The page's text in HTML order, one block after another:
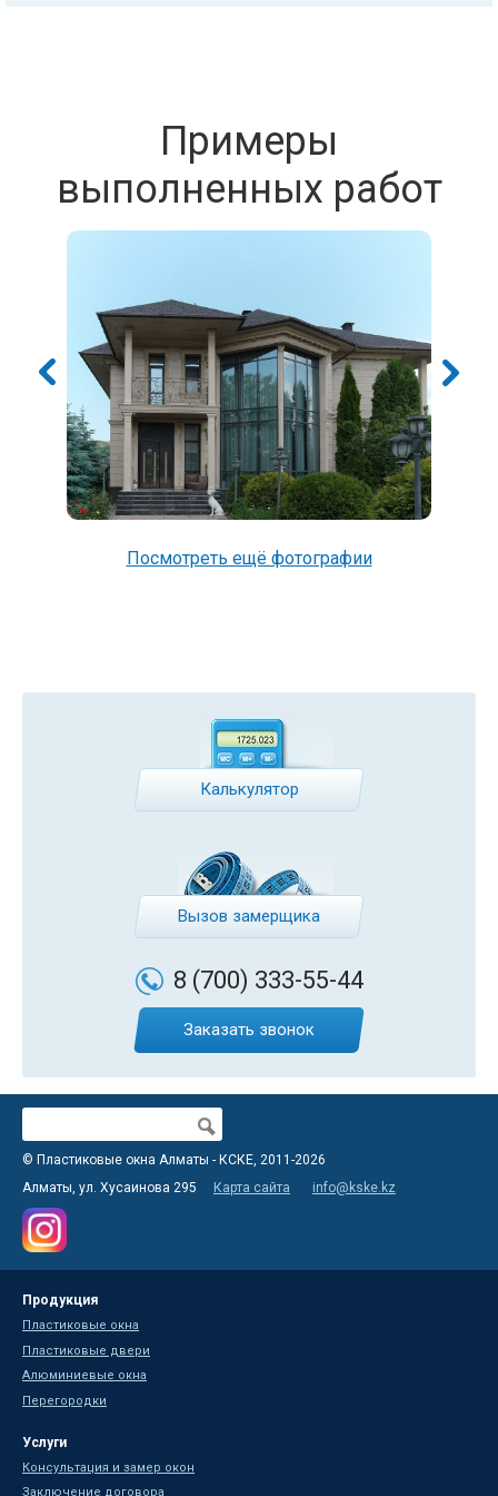
Примеры
выполненных работ
Посмотреть ещё фотографии
Калькулятор
Вызов замерщика
8 (700) 333-55-44
Заказать звонок
Форма поиска
© Пластиковые окна Алматы - КСКЕ, 2011-2026
Алматы, ул. Хусаинова 295
Карта сайта info@kske.kz
Продукция
Пластиковые окна
Пластиковые двери
Алюминиевые окна
Перегородки
Услуги
Консультация и замер окон
Заключение договора